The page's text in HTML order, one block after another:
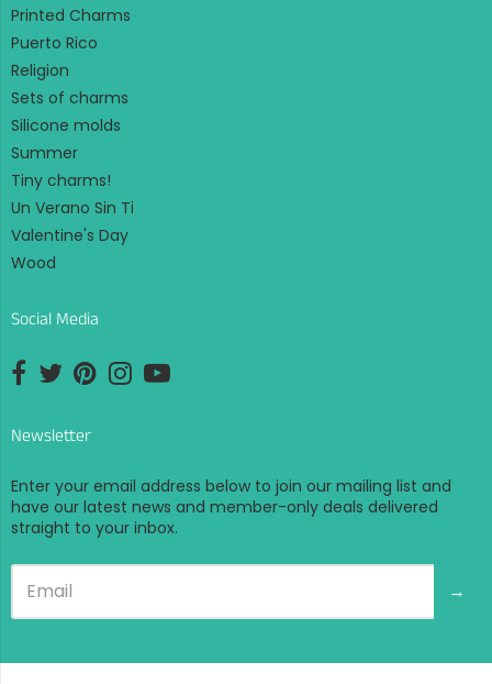
Printed Charms
Puerto Rico
Religion
Sets of charms
Silicone molds
Summer
Tiny charms!
Un Verano Sin Ti
Valentine's Day
Wood
Social Media
Opens external website in a new window.
Opens external website in a new window.
Opens external website in a new window.
Opens external website in a new window.
Opens external website in a new window.
Newsletter
Enter your email address below to join our mailing list and
have our latest news and member-only deals delivered
straight to your inbox.
→